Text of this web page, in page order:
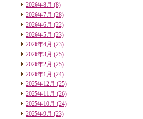
2026年8月 (8)
2026年7月 (28)
2026年6月 (22)
2026年5月 (23)
2026年4月 (23)
2026年3月 (25)
2026年2月 (25)
2026年1月 (24)
2025年12月 (25)
2025年11月 (26)
2025年10月 (24)
2025年9月 (23)